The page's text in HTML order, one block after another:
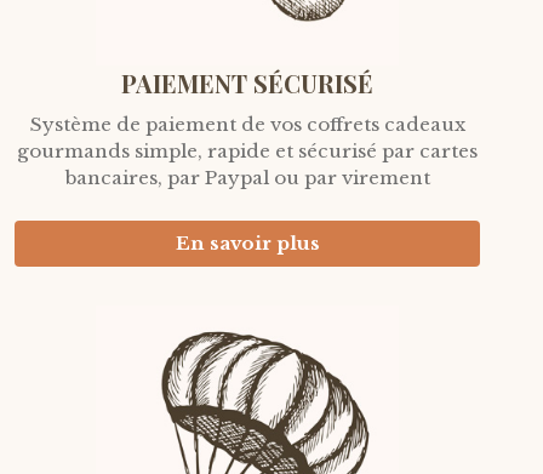
PAIEMENT SÉCURISÉ
Système de paiement de vos coffrets cadeaux
gourmands simple, rapide et sécurisé par cartes
bancaires, par Paypal ou par virement
En savoir plus